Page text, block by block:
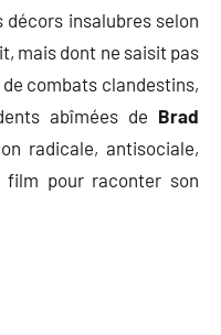
insalubres selon
mais dont ne saisit pas
combats clandestins,
abîmées de Brad
radicale, antisociale,
pour raconter son